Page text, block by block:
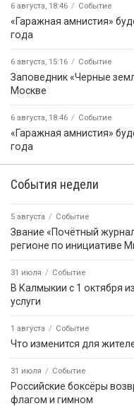
6 августа, 18:46 Событие
«Гаражная амнистия»
года
6 августа, 15:16 Событие
Заповедник «Черные
Москве
6 августа, 18:46 Событие
«Гаражная амнистия»
года
События недели
5 августа Событие
Звание «Почётный
регионе по инициативе
31 июля Событие
В Калмыкии с 1 октября
услуги
1 августа Событие
Что изменится для
31 июля Событие
Российские боксёры
флагом и гимном